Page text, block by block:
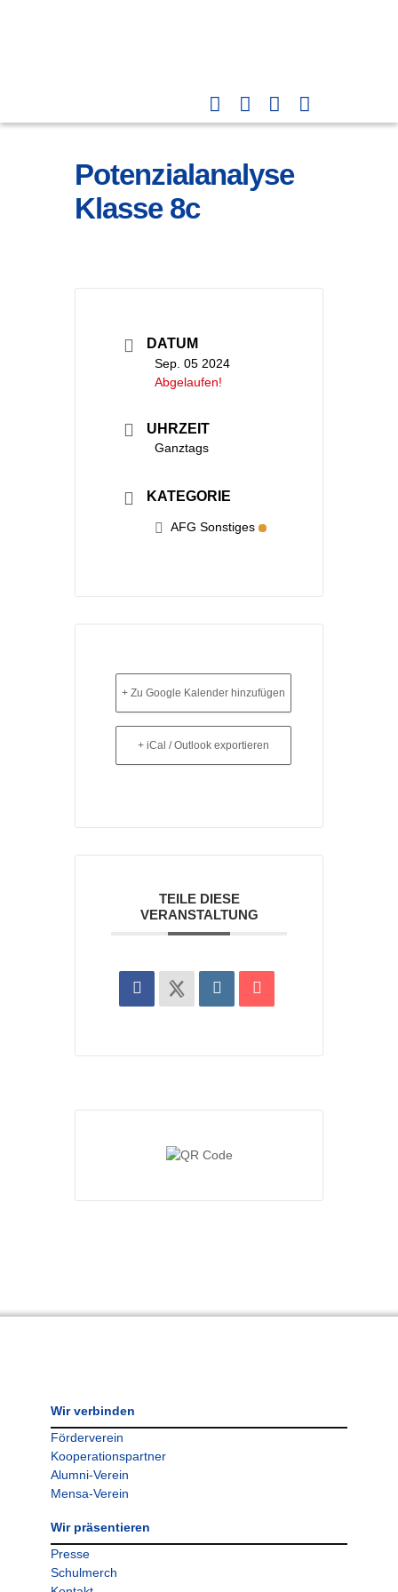
Potenzialanalyse
Klasse 8c
DATUM
Sep. 05 2024
Abgelaufen!
UHRZEIT
Ganztags
KATEGORIE
AFG Sonstiges
+ Zu Google Kalender hinzufügen
+ iCal / Outlook exportieren
TEILE DIESE
VERANSTALTUNG
Wir verbinden
Förderverein
Kooperationspartner
Alumni-Verein
Mensa-Verein
Wir präsentieren
Presse
Schulmerch